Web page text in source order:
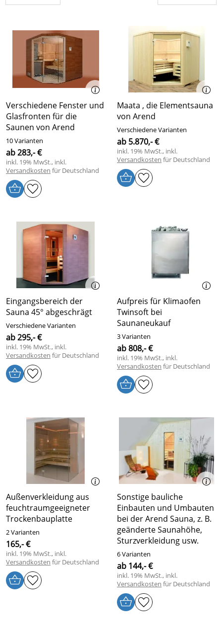
Verschiedene Fenster und
Glasfronten für die
Saunen von Arend
10 Varianten
ab 283,- €
inkl. 19% MwSt., inkl.
Versandkosten für Deutschland
Maata , die Elementsauna
von Arend
Verschiedene Varianten
ab 5.870,- €
inkl. 19% MwSt., inkl.
Versandkosten für Deutschland
Eingangsbereich der
Sauna 45° abgeschrägt
Verschiedene Varianten
ab 295,- €
inkl. 19% MwSt., inkl.
Versandkosten für Deutschland
Aufpreis für Klimaofen
Twinsoft bei
Saunaneukauf
3 Varianten
ab 808,- €
inkl. 19% MwSt., inkl.
Versandkosten für Deutschland
Außenverkleidung aus
feuchtraumgeeigneter
Trockenbauplatte
2 Varianten
165,- €
inkl. 19% MwSt., inkl.
Versandkosten für Deutschland
Sonstige bauliche
Einbauten und Umbauten
bei der Arend Sauna, z. B.
geänderte Saunahöhe,
Sturzverkleidung usw.
6 Varianten
ab 144,- €
inkl. 19% MwSt., inkl.
Versandkosten für Deutschland